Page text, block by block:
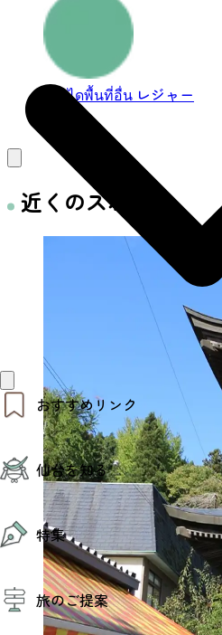
おすすめリンク
仙台夜時間
モデルコース
エリアガイド
お知らせ
お得なチケット
仙台を知る
仙台の魅力
エリアガイド
復興に向けて
仙台観光PR動画ライブラリー
仙台から行く東北周遊旅
伝統的工芸品
特集
特集
夜時間トピックス
旅のご提案
เซนไดพื้นที่อื่น レジャー
近くのスポット